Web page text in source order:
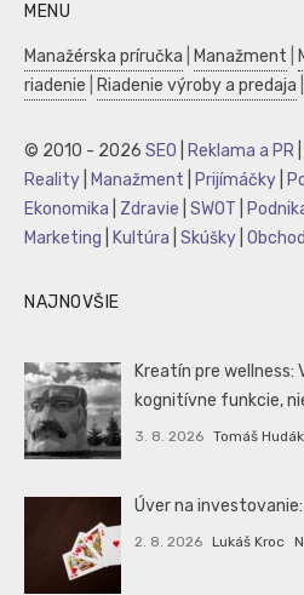
MENU
Manažérska príručka Manažment
riadenie
Riadenie výroby a predaja
© 2010 - 2026 SEO Reklama a PR
Reality
Manažment Prijímáčky
Ekonomika
Zdravie SWOT
Marketing
Kultúra Skúšky Obchod
NAJNOVŠIE
Kreatín pre
kognitívne funkcie,
3. 8. 2026 Tomáš Hudák
Úver na
2. 8. 2026 Lukáš Kroc